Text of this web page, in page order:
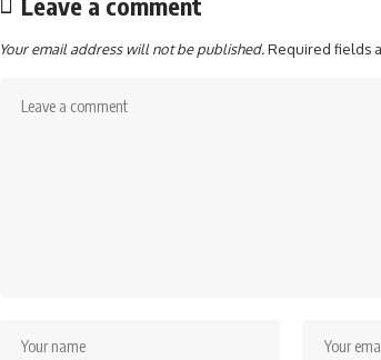
Your email address will not be published.Required fields